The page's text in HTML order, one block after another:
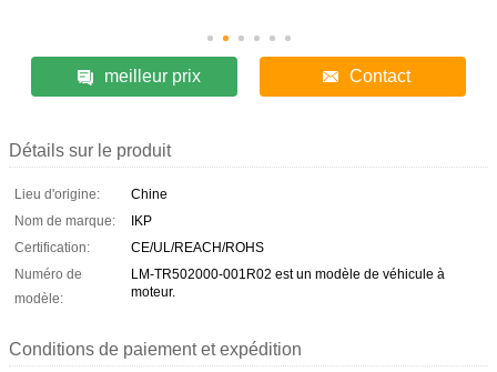
meilleur prix Contact
Détails sur le produit
Lieu d'origine:
Chine
Nom de marque:
IKP
Certification:
CE/UL/REACH/ROHS
Numéro de
modèle:
LM-TR502000-001R02 est un modèle de véhicule à
moteur.
Conditions de paiement et expédition